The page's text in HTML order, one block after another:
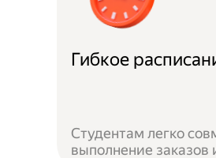
Гибкое
Студентам легко
выполнение заказов